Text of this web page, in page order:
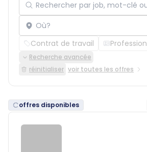
Localisation
Contrat de travail Profession
Recherche avancée
réinitialiser voir toutes les offres
offres disponibles